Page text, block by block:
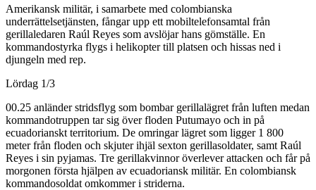
Amerikansk militär, i samarbete med colombianska
underrättelsetjänsten, fångar upp ett mobiltelefonsamtal från
gerillaledaren Raúl Reyes som avslöjar hans gömställe. En
kommandostyrka flygs i helikopter till platsen och hissas ned i
djungeln med rep.
Lördag 1/3
00.25 anländer stridsflyg som bombar gerillalägret från luften medan
kommandotruppen tar sig över floden Putumayo och in på
ecuadorianskt territorium. De omringar lägret som ligger 1 800
meter från floden och skjuter ihjäl sexton gerillasoldater, samt Raúl
Reyes i sin pyjamas. Tre gerillakvinnor överlever attacken och får på
morgonen första hjälpen av ecuadoriansk militär. En colombiansk
kommandosoldat omkommer i striderna.